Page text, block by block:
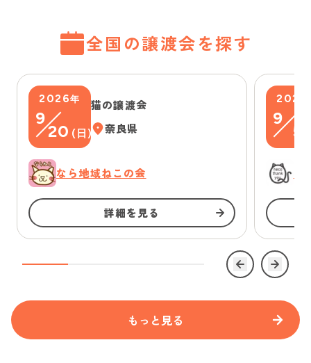
全国の譲渡会を探す
2026年
9
20 ( 日)
猫の譲渡会
奈良県
なら地域ねこの会
詳細を見る
2026
9
5
もっと見る